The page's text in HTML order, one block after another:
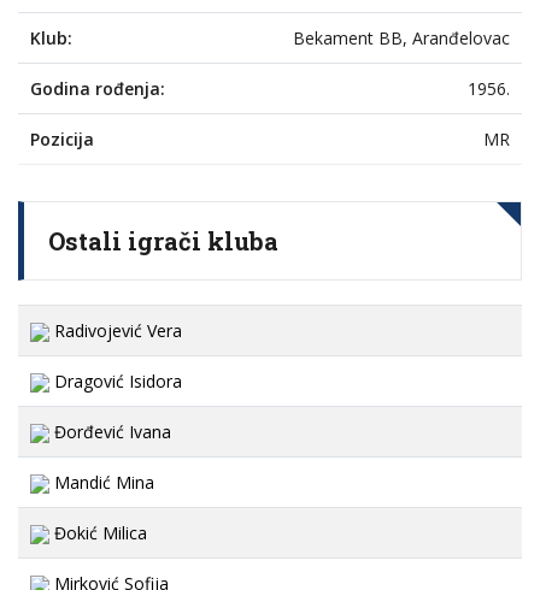
Klub: Bekament BB, Aranđelovac
Godina rođenja: 1956.
Pozicija MR
Ostali igrači kluba
Radivojević Vera
Dragović Isidora
Đorđević Ivana
Mandić Mina
Đokić Milica
Mirković Sofija